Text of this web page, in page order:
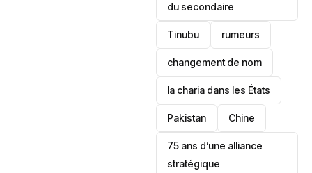
du secondaire
Tinubu rumeurs
changement de nom
la charia dans les États
‎Pakistan Chine
75 ans d’une alliance
stratégique